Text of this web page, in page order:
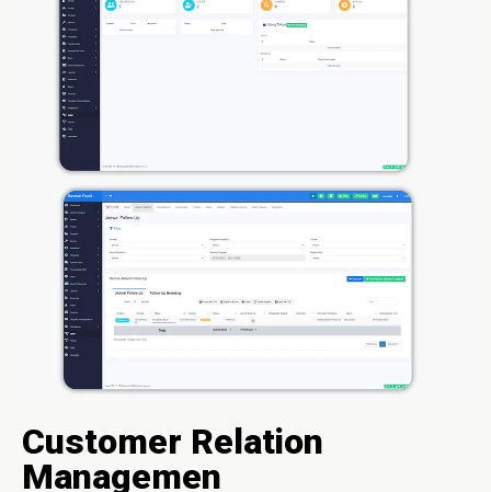
Customer Relation
Managemen